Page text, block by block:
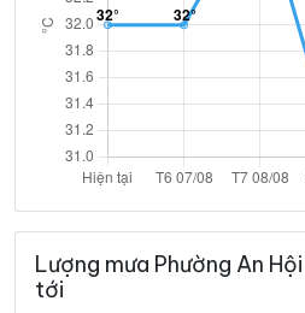
Lượng mưa Phường An
tới